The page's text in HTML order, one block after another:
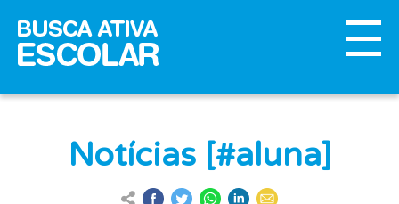
Notícias [#aluna]